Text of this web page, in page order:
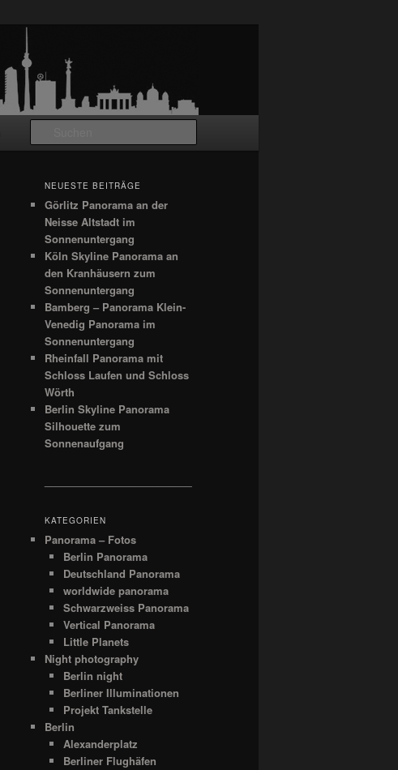
NEUESTE BEITRÄGE
Görlitz Panorama an der
Neisse Altstadt im
Sonnenuntergang
Köln Skyline Panorama an
den Kranhäusern zum
Sonnenuntergang
Bamberg – Panorama Klein-
Venedig Panorama im
Sonnenuntergang
Rheinfall Panorama mit
Schloss Laufen und Schloss
Wörth
Berlin Skyline Panorama
Silhouette zum
Sonnenaufgang
KATEGORIEN
Panorama – Fotos
Berlin Panorama
Deutschland Panorama
worldwide panorama
Schwarzweiss Panorama
Vertical Panorama
Little Planets
Night photography
Berlin night
Berliner Illuminationen
Projekt Tankstelle
Berlin
Alexanderplatz
Berliner Flughäfen